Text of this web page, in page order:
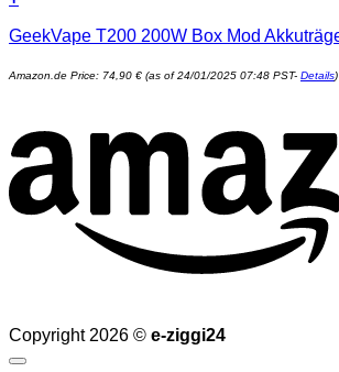
GeekVape T200 200W Box Mod
Amazon.de Price: 74,90 € (as of 24/01/2025 07:48 PST- Details)
Copyright 2026 © e-ziggi24